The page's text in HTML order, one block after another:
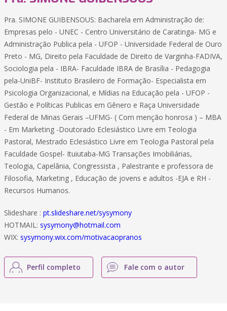
Pra. SIMONE GUIBENSOUS: Bacharela em Administração de:
Empresas pelo - UNEC - Centro Universitário de Caratinga- MG e
Administração Publica pela - UFOP - Universidade Federal de Ouro
Preto - MG, Direito pela Faculdade de Direito de Varginha-FADIVA,
Sociologia pela - IBRA- Faculdade IBRA de Brasília - Pedagogia
pela-UniBF- Instituto Brasileiro de Formação- Especialista em
Psicologia Organizacional, e Mídias na Educação pela - UFOP -
Gestão e Políticas Publicas em Gênero e Raça Universidade
Federal de Minas Gerais –UFMG- ( Com menção honrosa ) – MBA
- Em Marketing -Doutorado Eclesiástico Livre em Teologia
Pastoral, Mestrado Eclesiástico Livre em Teologia Pastoral pela
Faculdade Gospel- Ituiutaba-MG Transações Imobiliárias,
Teologia, Capelânia, Congressista , Palestrante e professora de
Filosofia, Marketing , Educação de jovens e adultos -EJA e RH -
Recursos Humanos.
Slideshare : pt.slideshare.net/sysymony
HOTMAIL: sysymony@hotmail.com
WIX: sysymony.wix.com/motivacaopranos
Perfil completo Fale com o autor